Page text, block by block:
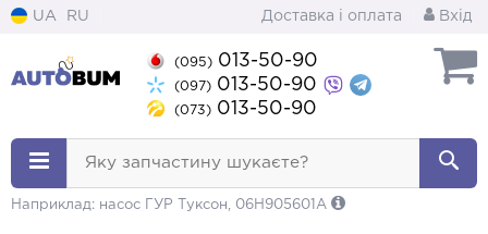
UA RU Доставка і оплата Вхід
(095) 013-50-90
(097) 013-50-90
(073) 013-50-90
Яку запчастину шукаєте?
Наприклад: насос ГУР Туксон, 06H905601A